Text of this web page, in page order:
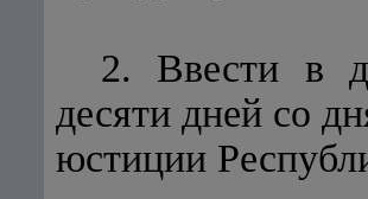
2. Ввести в
десяти дней со
юстиции